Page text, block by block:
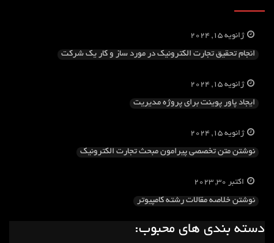
ژانویه 15, 2024
انجام تحقیق تجارت الکترونیک در مورد ساز و کار یک شرکت
ژانویه 15, 2024
ایجاد پاور پوینت برای پروژه مدیریت
ژانویه 15, 2024
نوشتن متن تخصصی پیرامون مبحث تجارت الکترونیک
اکتبر 30, 2023
نوشتن خلاصه مقالات رشته کامپیوتر
دسته بندی های محبوب: